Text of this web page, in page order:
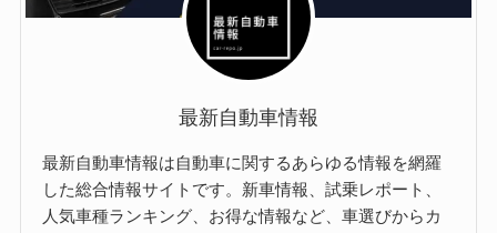
最新自動車情報
最新自動車情報は自動車に関するあらゆる情報を網羅
した総合情報サイトです。新車情報、試乗レポート、
人気車種ランキング、お得な情報など、車選びからカ